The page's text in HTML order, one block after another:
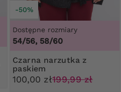
-50%
Dostępne rozmiary
54/56, 58/60
Czarna narzutka z
paskiem
100,00 zł199,99 zł